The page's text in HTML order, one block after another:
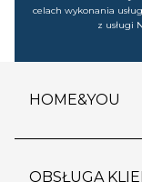
celach wykonania
z usługi
HOME&YOU
o firmie
OBSŁUGA